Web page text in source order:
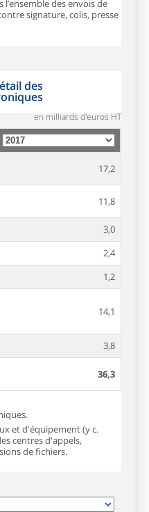
l’ensemble des envois de
signature, colis, presse
des
en milliards d'euros HT
17,2
11,8
3,0
2,4
1,2
14,1
3,8
36,3
et d'équipement (y c.
centres d'appels,
de fichiers.